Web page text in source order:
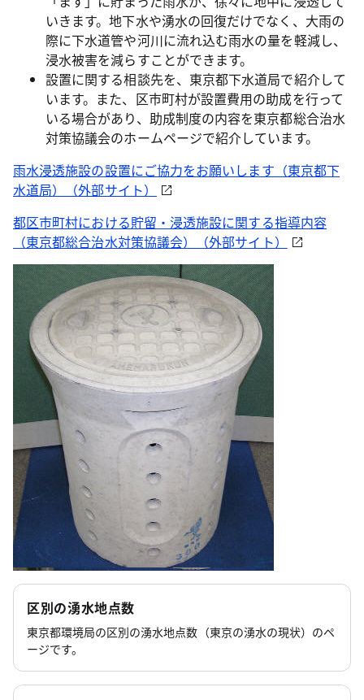
いきます。地下水や湧水の回復だけでなく、大雨の
際に下水道管や河川に流れ込む雨水の量を軽減し、
浸水被害を減らすことができます。
設置に関する相談先を、東京都下水道局で紹介して
います。また、区市町村が設置費用の助成を行って
いる場合があり、助成制度の内容を東京都総合治水
対策協議会のホームページで紹介しています。
雨水浸透施設の設置にご協力をお願いします（東京都下
水道局）（外部サイト）
都区市町村における貯留・浸透施設に関する指導内容
（東京都総合治水対策協議会）（外部サイト）
区別の湧水地点数
東京都環境局の区別の湧水地点数（東京の湧水の現状）のペ
ージです。